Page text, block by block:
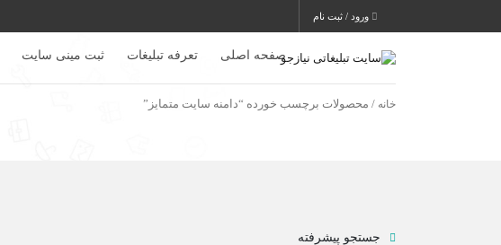
ورود / ثبت نام
صفحه اصلی تعرفه تبلیغات ثبت مینی سایت
خانه / محصولات برچسب خورده “دامنه سایت متمایز”
جستجو پیشرفته